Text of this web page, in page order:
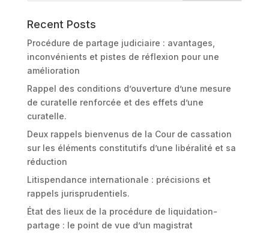
Recent Posts
Procédure de partage judiciaire : avantages,
inconvénients et pistes de réflexion pour une
amélioration
Rappel des conditions d’ouverture d’une mesure
de curatelle renforcée et des effets d’une
curatelle.
Deux rappels bienvenus de la Cour de cassation
sur les éléments constitutifs d’une libéralité et sa
réduction
Litispendance internationale : précisions et
rappels jurisprudentiels.
État des lieux de la procédure de liquidation-
partage : le point de vue d’un magistrat